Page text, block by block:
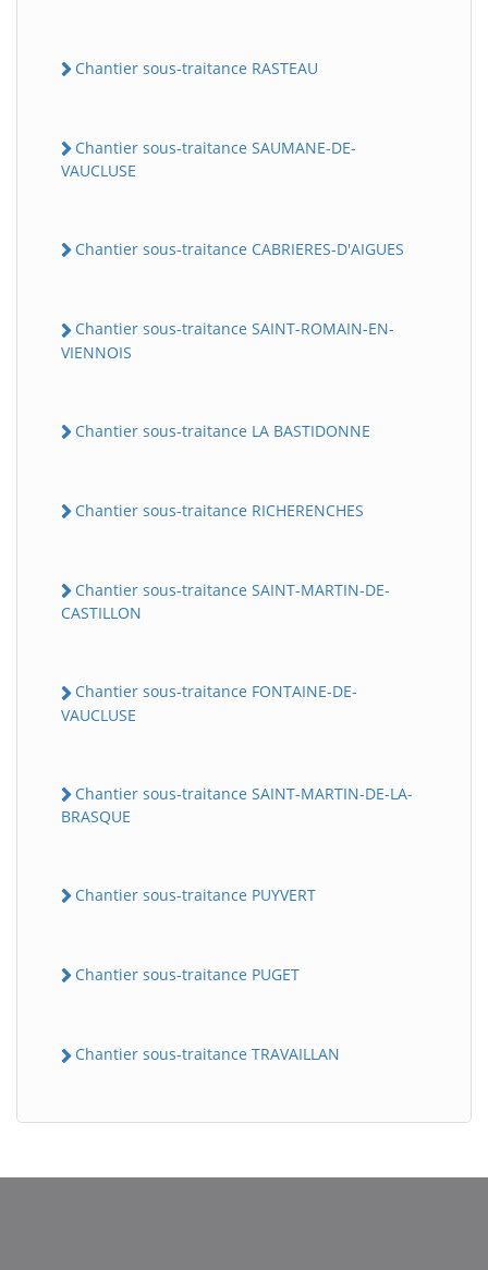
Chantier sous-traitance RASTEAU
Chantier sous-traitance SAUMANE-DE-
VAUCLUSE
Chantier sous-traitance CABRIERES-D'AIGUES
Chantier sous-traitance SAINT-ROMAIN-EN-
VIENNOIS
Chantier sous-traitance LA BASTIDONNE
Chantier sous-traitance RICHERENCHES
Chantier sous-traitance SAINT-MARTIN-DE-
CASTILLON
Chantier sous-traitance FONTAINE-DE-
VAUCLUSE
Chantier sous-traitance SAINT-MARTIN-DE-LA-
BRASQUE
Chantier sous-traitance PUYVERT
Chantier sous-traitance PUGET
Chantier sous-traitance TRAVAILLAN
B Assistant en ligne
B